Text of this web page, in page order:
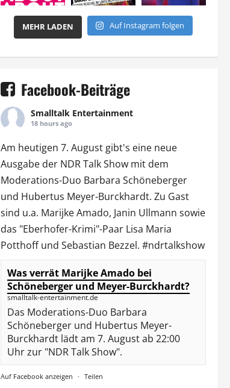
MEHR LADEN Auf Instagram folgen
Facebook-Beiträge
Smalltalk Entertainment
18 hours ago
Am heutigen 7. August gibt's eine neue
Ausgabe der NDR Talk Showmit dem
Moderations-Duo Barbara Schöneberger
und Hubertus Meyer-Burckhardt. Zu Gast
sind u.a. Marijke Amado, Janin Ullmann sowie
das "Eberhofer-Krimi"-Paar Lisa Maria
Potthoff und Sebastian Bezzel. #ndrtalkshow
Was verrät Marijke Amado bei
Schöneberger und Meyer-Burckhardt?
smalltalk-entertainment.de
Das Moderations-Duo Barbara
Schöneberger und Hubertus Meyer-
Burckhardt lädt am 7. August ab 22:00
Uhr zur "NDR Talk Show".
Auf Facebook anzeigen · Teilen